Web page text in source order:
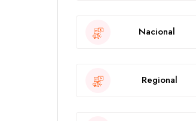
Nacional
Regional